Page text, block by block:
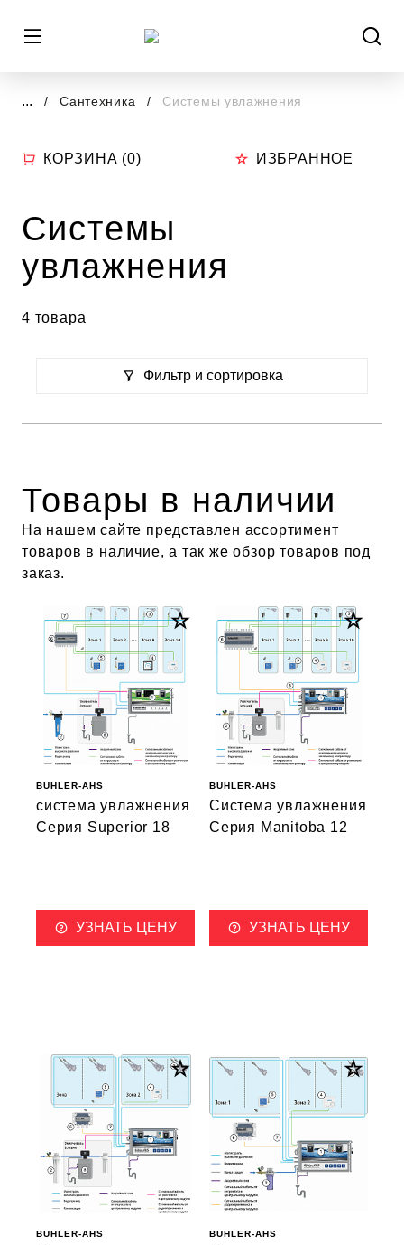
... Сантехника Системы увлажнения
КОРЗИНА (0) ИЗБРАННОЕ
Системы
увлажнения
Фильтр и сортировка
4 товара
Товары в наличии
На нашем сайте представлен ассортимент
товаров в наличие, а так же обзор товаров под
заказ.
BUHLER-AHS
система увлажнения
Серия Superior 18
УЗНАТЬ ЦЕНУ
BUHLER-AHS
Система увлажнения
Серия Manitoba 12
УЗНАТЬ ЦЕНУ
BUHLER-AHS BUHLER-AHS